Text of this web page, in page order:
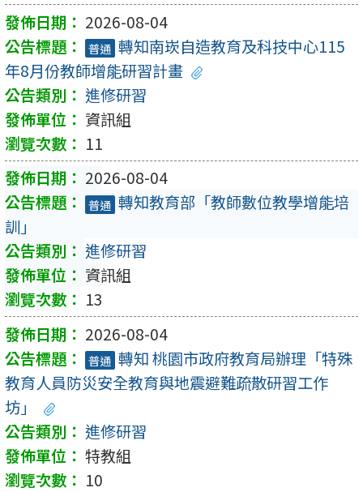
2026-08-04
普通 轉知南崁自造教育及科技中心115
年8月份教師增能研習計畫
進修研習
資訊組
11
2026-08-04
普通 轉知教育部「教師數位教學增能培
訓」
進修研習
資訊組
13
2026-08-04
普通 轉知 桃園市政府教育局辦理「特殊
教育人員防災安全教育與地震避難疏散研習工作
坊」
進修研習
特教組
10